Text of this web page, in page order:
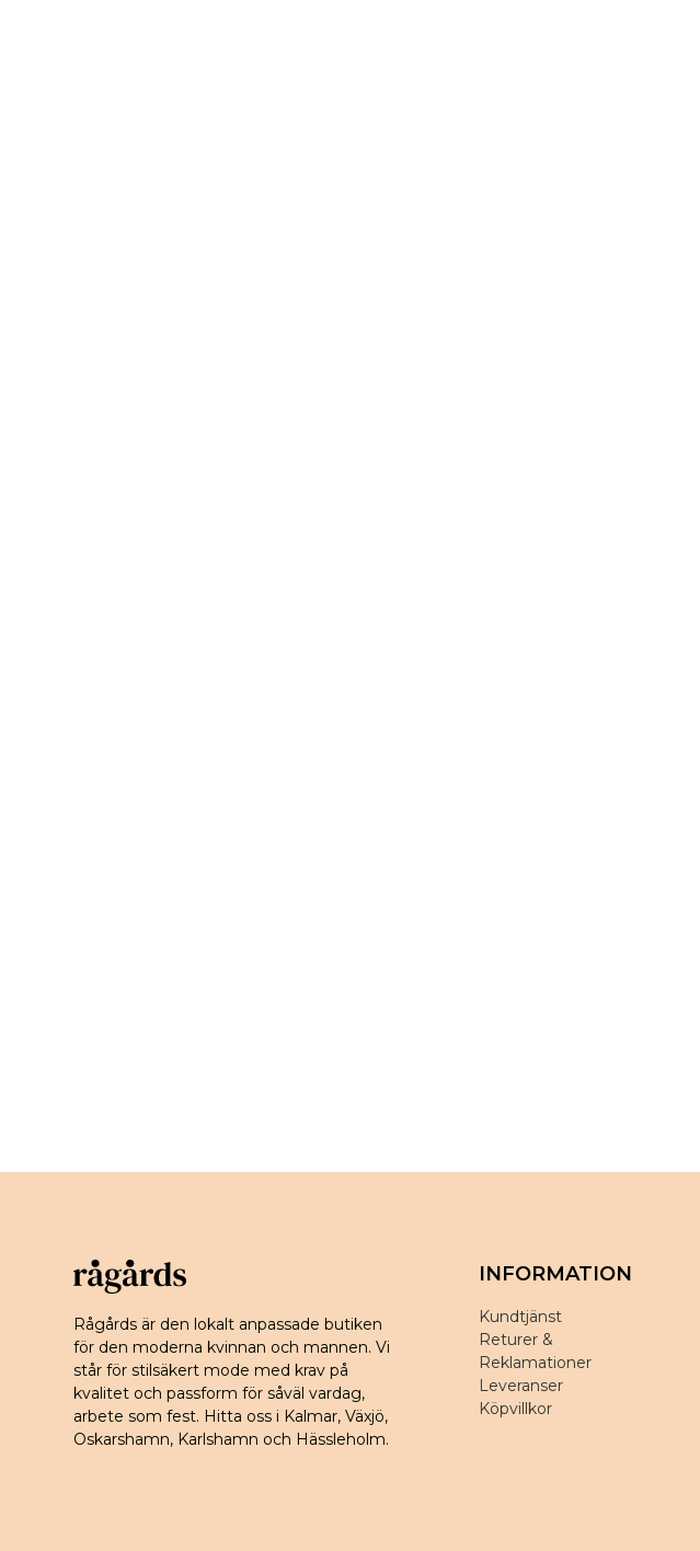
Rågårds är den lokalt anpassade butiken
för den moderna kvinnan och mannen. Vi
står för stilsäkert mode med krav på
kvalitet och passform för såväl vardag,
arbete som fest. Hitta oss i Kalmar, Växjö,
Oskarshamn, Karlshamn och Hässleholm.
INFORMATION
Kundtjänst
Returer &
Reklamationer
Leveranser
Köpvillkor